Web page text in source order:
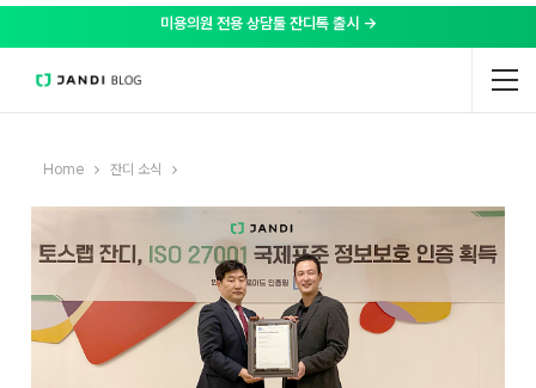
미용의원 전용 상담툴 잔디톡 출시 →
Home 잔디 소식